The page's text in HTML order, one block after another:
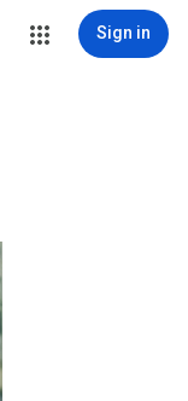
Sign in